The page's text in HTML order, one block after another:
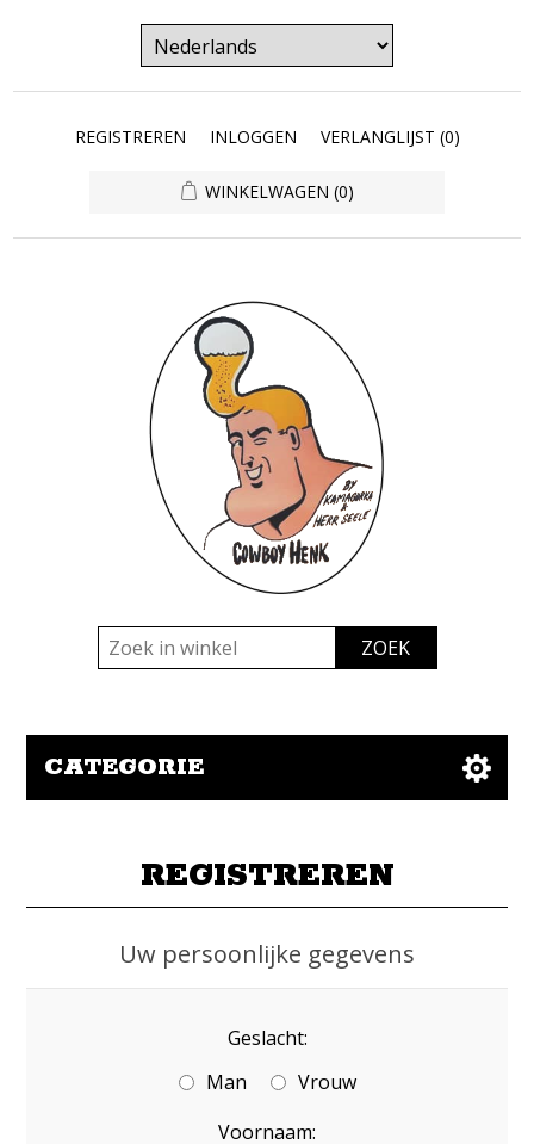
REGISTREREN INLOGGEN VERLANGLIJST (0)
WINKELWAGEN (0)
CATEGORIE
REGISTREREN
Uw persoonlijke gegevens
Geslacht:
Man
Vrouw
Voornaam: